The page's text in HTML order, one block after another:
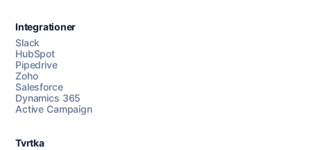
Razgovarajte s nama
Integrationer
Slack
HubSpot
Pipedrive
Zoho
Salesforce
Dynamics 365
Active Campaign
Tvrtka